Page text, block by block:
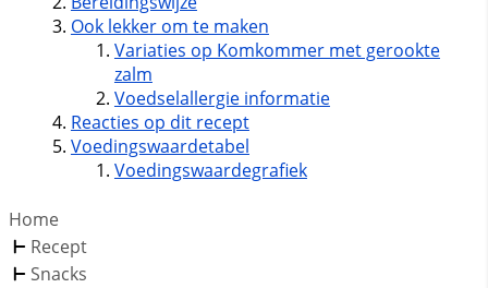
Ook lekker om te maken
Variaties op Komkommer met gerookte
zalm
Voedselallergie informatie
Reacties op dit recept
Voedingswaardetabel
Voedingswaardegrafiek
Home
Recept
Snacks